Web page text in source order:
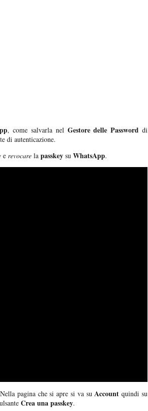
, come salvarla nel Gestore delle Password di
di autenticazione.
e revocare la passkey su WhatsApp.
pagina che si apre si va suAccountquindi su
Crea una passkey.